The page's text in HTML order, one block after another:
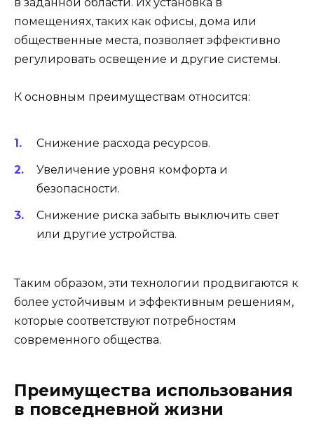
помещениях, таких как офисы, дома или
общественные места, позволяет эффективно
регулировать освещение и другие системы.
К основным преимуществам относится:
Снижение расхода ресурсов.
Увеличение уровня комфорта и
безопасности.
Снижение риска забыть выключить свет
или другие устройства.
Таким образом, эти технологии продвигаются к
более устойчивым и эффективным решениям,
которые соответствуют потребностям
современного общества.
Преимущества использования
в повседневной жизни